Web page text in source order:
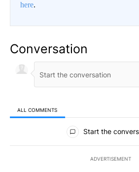
here.
Conversation
ALL COMMENTS
All Comments
Start the
ADVERTISEMENT